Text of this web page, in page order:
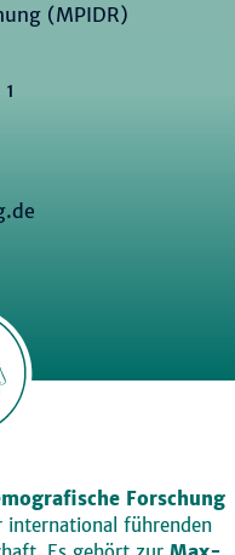
(MPIDR)
Forschung
führenden